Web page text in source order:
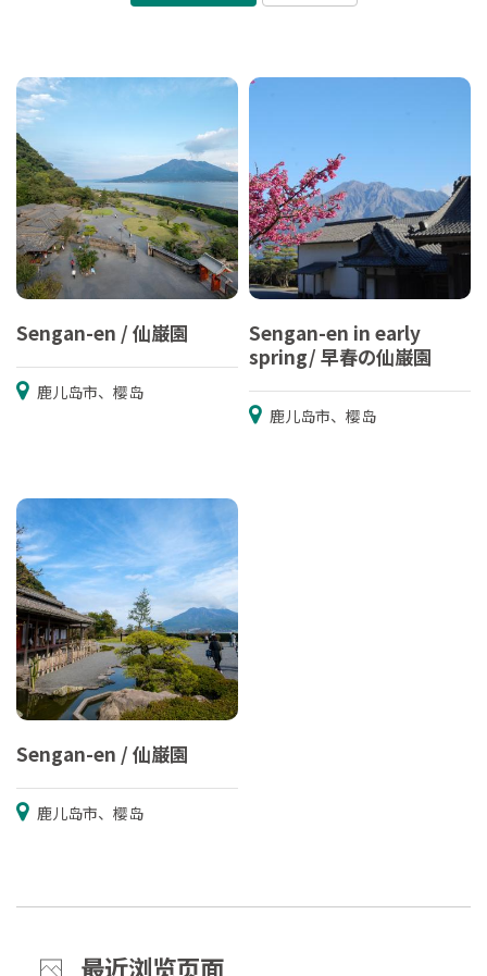
Sengan-en / 仙巌園
鹿儿岛市、樱岛
Sengan-en in early
spring/ 早春の仙巌園
鹿儿岛市、樱岛
Sengan-en / 仙巌園
鹿儿岛市、樱岛
最近浏览页面